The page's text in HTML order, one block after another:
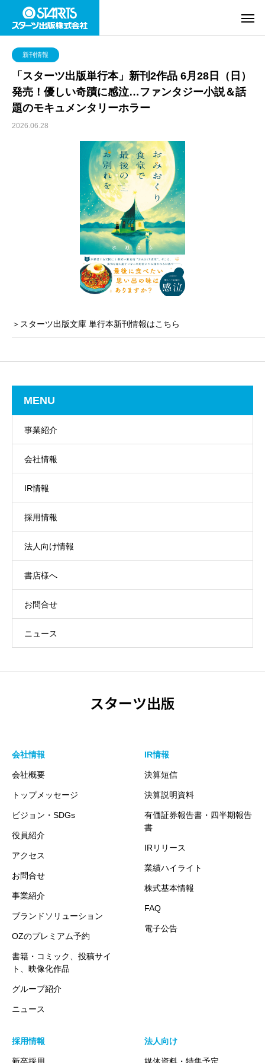
新刊情報
「スターツ出版単行本」新刊2作品 6月28日（日）
発売！優しい奇蹟に感泣…ファンタジー小説＆話
題のモキュメンタリーホラー
2026.06.28
＞スターツ出版文庫 単行本新刊情報はこちら
MENU
事業紹介
会社情報
IR情報
採用情報
法人向け情報
書店様へ
お問合せ
ニュース
スターツ出版
会社情報
会社概要
トップメッセージ
ビジョン・SDGs
役員紹介
アクセス
お問合せ
事業紹介
ブランドソリューション
OZのプレミアム予約
書籍・コミック、投稿サイ
ト、映像化作品
グループ紹介
ニュース
IR情報
決算短信
決算説明資料
有価証券報告書・四半期報告
書
IRリリース
業績ハイライト
株式基本情報
FAQ
電子公告
採用情報 法人向け